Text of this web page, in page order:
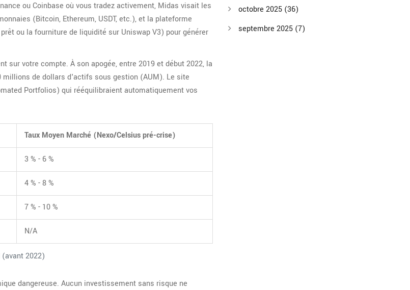
ou Coinbase où vous tradez activement, Midas visait les
(Bitcoin, Ethereum, USDT, etc.), et la plateforme
ou la fourniture de liquidité sur Uniswap V3) pour générer
sur votre compte. À son apogée, entre 2019 et début 2022, la
de dollars d'actifs sous gestion (AUM). Le site
Portfolios) qui rééquilibraient automatiquement vos
2022)
Taux Moyen Marché (Nexo/Celsius pré-crise)
3 % - 6 %
4 % - 8 %
7 % - 10 %
N/A
dangereuse. Aucun investissement sans risque ne
octobre 2025 (36)
septembre 2025 (7)